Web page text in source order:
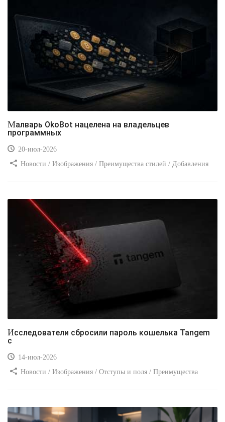
Малварь OkoBot нацелена на владельцев
программных
20-июл-2026
Новости / Изображения / Преимущества стилей / Добавления
Исследователи сбросили пароль кошелька Tangem
с
14-июл-2026
Новости / Изображения / Отступы и поля / Преимущества